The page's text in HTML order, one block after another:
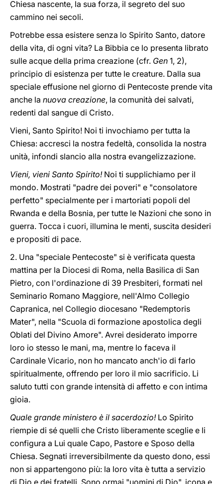
Chiesa nascente, la sua forza, il segreto del suo
cammino nei secoli.
Potrebbe essa esistere senza lo Spirito Santo, datore
della vita, di ogni vita? La Bibbia ce lo presenta librato
sulle acque della prima creazione (cfr. Gen 1, 2),
principio di esistenza per tutte le creature. Dalla sua
speciale effusione nel giorno di Pentecoste prende vita
anche la nuova creazione, la comunità dei salvati,
redenti dal sangue di Cristo.
Vieni, Santo Spirito! Noi ti invochiamo per tutta la
Chiesa: accresci la nostra fedeltà, consolida la nostra
unità, infondi slancio alla nostra evangelizzazione.
Vieni, vieni Santo Spirito!Noi ti supplichiamo per il
mondo. Mostrati "padre dei poveri" e "consolatore
perfetto" specialmente per i martoriati popoli del
Rwanda e della Bosnia, per tutte le Nazioni che sono in
guerra. Tocca i cuori, illumina le menti, suscita desideri
e propositi di pace.
2. Una "speciale Pentecoste" si è verificata questa
mattina per la Diocesi di Roma, nella Basilica di San
Pietro, con l'ordinazione di 39 Presbiteri, formati nel
Seminario Romano Maggiore, nell'Almo Collegio
Capranica, nel Collegio diocesano "Redemptoris
Mater", nella "Scuola di formazione apostolica degli
Oblati del Divino Amore". Avrei desiderato imporre
loro io stesso le mani, ma, mentre lo faceva il
Cardinale Vicario, non ho mancato anch'io di farlo
spiritualmente, offrendo per loro il mio sacrificio. Li
saluto tutti con grande intensità di affetto e con intima
gioia.
Quale grande ministero è il sacerdozio!Lo Spirito
riempie di sé quelli che Cristo liberamente sceglie e li
configura a Lui quale Capo, Pastore e Sposo della
Chiesa. Segnati irreversibilmente da questo dono, essi
non si appartengono più: la loro vita è tutta a servizio
di Dio e dei fratelli. Sono ormai "uomini di Dio", icona e